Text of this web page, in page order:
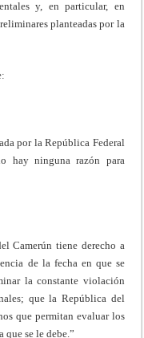
y, en particular, en
planteadas por la
por la República Federal
hay ninguna razón para
Camerún tiene derecho a
de la fecha en que se
la constante violación
que la República del
que permitan evaluar los
que se le debe.”